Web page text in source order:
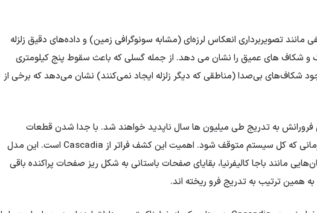
تصویربرداری انعکاس لرزه‌ای (مشابه سونوگرافی زمین) و داده‌های دقیق زلزله
و شکاف های عمیق را نشان می دهد. از جمله گسلی که باعث سقوط پنج کیلومتری
شکاف‌های بی‌صدا (مناطقی که دیگر زلزله ایجاد نمی‌کنند) نشان می‌دهد که برخی از
به تدریج طی میلیون ها سال ناپدید خواهند شد. با جدا شدن قطعات
کوچکتر، نیروی کشش کاهش می یابد تا زمانی که کل سیستم متوقف شود. اهمیت این کشف فراتر از Cascadia است. این مدل
مانند باجا کالیفرنیا، بقایای صفحات باستانی به شکل ریز صفحات پراکنده باقی
همین ترتیب به تدریج فرو ریخته اند.